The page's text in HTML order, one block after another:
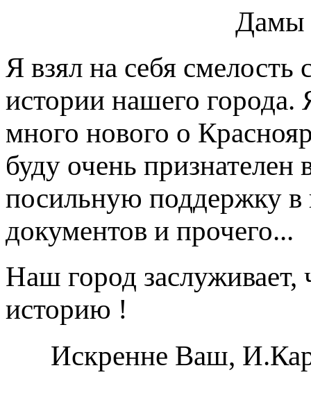
Дамы
Я взял на себя смелость
истории нашего
много нового о
буду очень признателен
посильную поддержку в
документов и прочего...
Наш город
историю !
Искренне Ваш,